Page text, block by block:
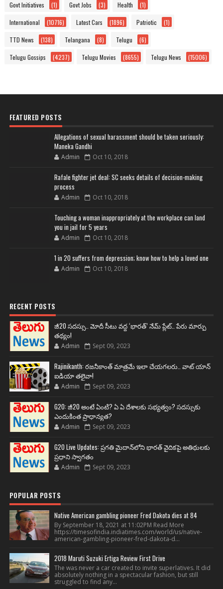
Govt Initiatives (1) Govt Jobs (3) Health (1)
International (10716) Latest Cars (1896) Patriotic (1)
TTD News (138) Telangana (8) Telugu (6)
Telugu Gossips (4237) Telugu Movies (8655) Telugu News (15006)
FEATURED POSTS
Allegations of sexual harassment should be taken seriously:
Maneka Gandhi
Admin Oct 10, 2018
Rafale fighter jet deal: SC seeks details of decision-making
process
Admin Oct 10, 2018
Touching a woman inappropriately at the workplace can land
you in jail for 5 years
Admin Oct 10, 2018
1 in 20 suffers from depression; know how to help a loved one
Admin Oct 10, 2018
RECENT POSTS
జీ20 సదస్సు.. మోదీ సీటు వద్ద ‘భారత్’ నేమ్ ప్లేట్‌.. పేరు మార్పు
తథ్యం!
Admin Sept 09, 2023
Rajinikanth: రజనీకాంత్ మాత్రమే ఇలా చేయగలరు.. వాట్ యాన్
ఐడియా తలైవా!
Admin Sept 09, 2023
G20: జీ20 అంటే ఏంటి? ఏ ఏ దేశాలకు సభ్యత్వం? సదస్సుకు
ఎందుకింత ప్రాధాన్యత?
Admin Sept 09, 2023
G20 Live Updates: ప్రగతి మైదాన్‌లోని భారత్ వైదికపై అతిథులకు
ప్రధాని స్వాగతం
Admin Sept 09, 2023
POPULAR POSTS
Native American gambling pioneer Fred Dakota dies at 84
By September 18, 2021 at 11:02PM Read More
https://timesofindia.indiatimes.com/world/us/native-
american-gambling-pioneer-fred-dakota-d...
2018 Maruti Suzuki Ertiga Review First Drive
The was never a car created to invite superlatives. It did
absolutely nothing in a spectacular fashion, but still
struggled to find any...